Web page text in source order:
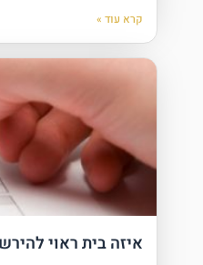
קרא עוד »
איזה בית ראוי